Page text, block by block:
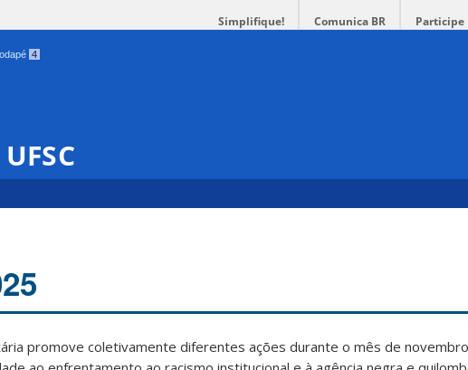
Simplifique! Comunica BR Participe
4
promove coletivamente diferentes ações durante o mês de